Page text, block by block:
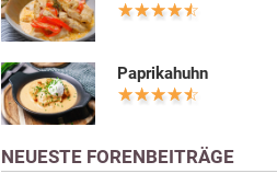
Paprikahuhn
NEUESTE FORENBEITRÄGE